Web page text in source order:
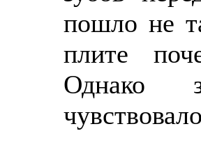
пошло не
плите
Однако